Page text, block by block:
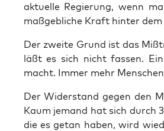
aktu­el­le Regie­rung, wenn
maß­geb­li­che Kraft hin­ter
Der zwei­te Grund ist das
läßt es sich nicht fas­sen.
macht. Immer mehr
Der Wider­stand gegen den
Kaum jemand hat sich durch
die es getan haben, wird